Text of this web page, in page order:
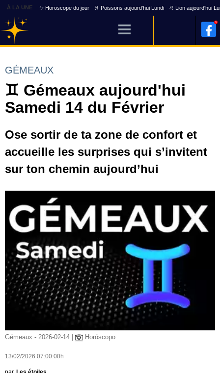
À LA UNE ✨ Horoscope du jour ♓ Poissons aujourd'hui Lundi ♌ Lion aujourd'hui
GÉMEAUX
♊ Gémeaux aujourd'hui
Samedi 14 du Février
Ose sortir de ta zone de confort et
accueille les surprises qui s’invitent
sur ton chemin aujourd’hui
Gémeaux - 2026-02-14 | Horóscopo
13/02/2026 07:00:00h